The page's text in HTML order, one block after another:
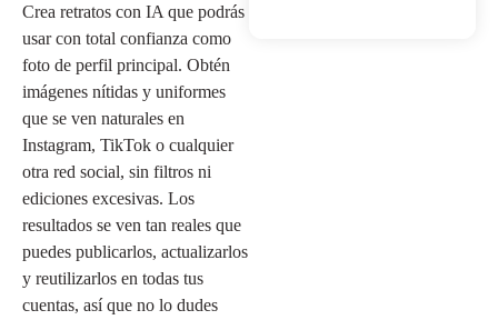
Crea retratos con IA que podrás
usar con total confianza como
foto de perfil principal. Obtén
imágenes nítidas y uniformes
que se ven naturales en
Instagram, TikTok o cualquier
otra red social, sin filtros ni
ediciones excesivas. Los
resultados se ven tan reales que
puedes publicarlos, actualizarlos
y reutilizarlos en todas tus
cuentas, así que no lo dudes